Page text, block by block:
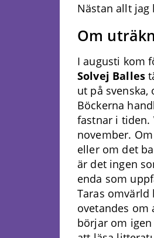
Nästan allt
Om
I augusti kom
Solvej Balles
ut på
Böckerna
fastnar i tiden.
november.
eller om det
är det ingen
enda som
Taras omvärld
ovetandes om
börjar om